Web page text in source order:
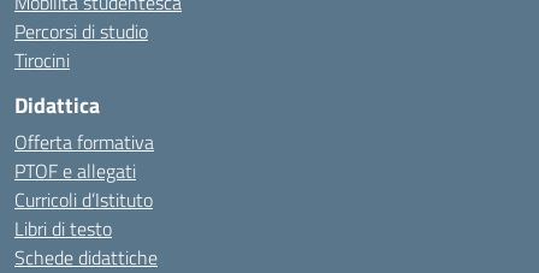
Percorsi di studio
Tirocini
Didattica
Offerta formativa
PTOF e allegati
Curricoli d’Istituto
Libri di testo
Schede didattiche